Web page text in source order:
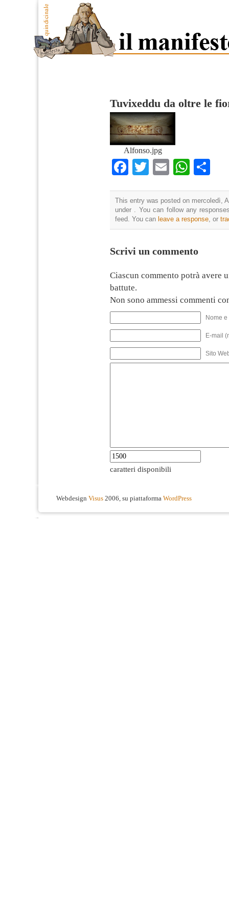
Tuvixeddu da oltre le
Alfonso.jpg
Facebook
TwitterEmail
This entry was posted on mercoledì,
under . You can follow any
feed. You can leave a response, or
Scrivi un commento
Ciascun commento potrà avere
battute.
Non sono ammessi commenti
Nome
E-mail
Sito
caratteri disponibili
Webdesign Visus 2006, su piattaforma WordPress